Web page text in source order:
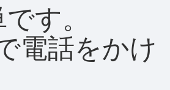
す。
電話をかけ